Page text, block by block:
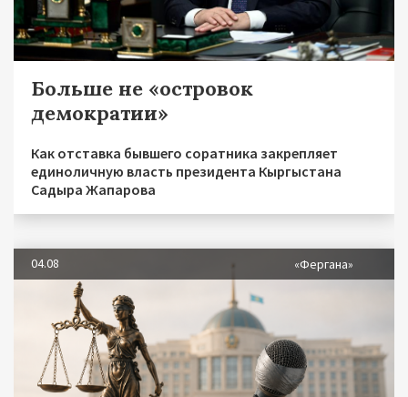
Больше не «островок
демократии»
Как отставка бывшего соратника закрепляет
единоличную власть президента Кыргыстана
Садыра Жапарова
04.08 «Фергана»